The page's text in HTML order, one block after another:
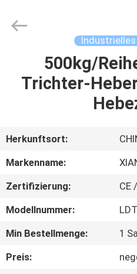
ÜBER
UNS
FABRIK-
AUSFLUG
Technology
500kg/
Trichter-
Herkunftsort:
Markenname:
Zertifizierung:
CE
Modellnummer:
LDT
Min Bestellmenge:
1
Preis: